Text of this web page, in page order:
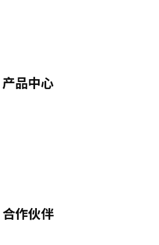
产品中心
合作伙伴